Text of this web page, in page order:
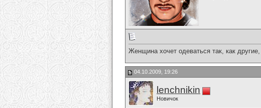
Женщина хочет одеваться так, как
04.10.2009, 19:26
lenchnikin
Новичок